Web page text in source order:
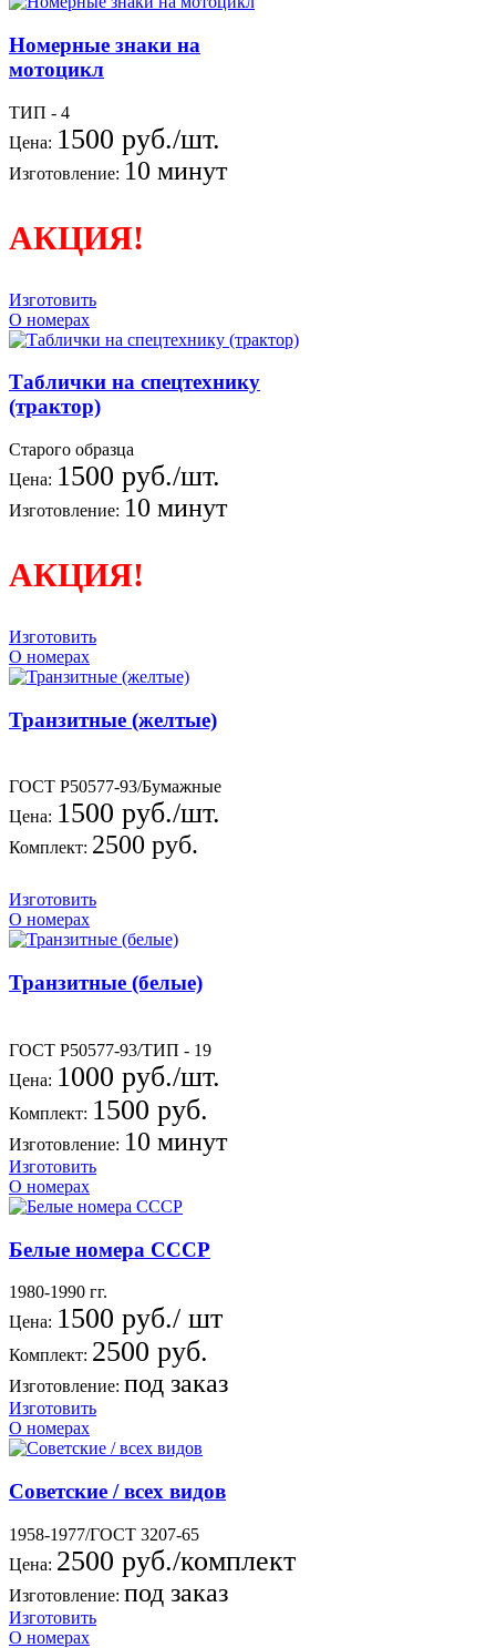
Номерные знаки на
мотоцикл
ТИП - 4
Цена: 1500 руб./шт.
Изготовление: 10 минут
АКЦИЯ!
Изготовить
О номерах
Таблички на спецтехнику
(трактор)
Старого образца
Цена: 1500 руб./шт.
Изготовление: 10 минут
АКЦИЯ!
Изготовить
О номерах
Транзитные (желтые)
ГОСТ Р50577-93/Бумажные
Цена: 1500 руб./шт.
Комплект: 2500 руб.
Изготовить
О номерах
Транзитные (белые)
ГОСТ Р50577-93/ТИП - 19
Цена: 1000 руб./шт.
Комплект: 1500 руб.
Изготовление: 10 минут
Изготовить
О номерах
Белые номера СССР
1980-1990 гг.
Цена: 1500 руб./ шт
Комплект: 2500 руб.
Изготовление: под заказ
Изготовить
О номерах
Советские / всех видов
1958-1977/ГОСТ 3207-65
Цена: 2500 руб./комплект
Изготовление: под заказ
Изготовить
О номерах